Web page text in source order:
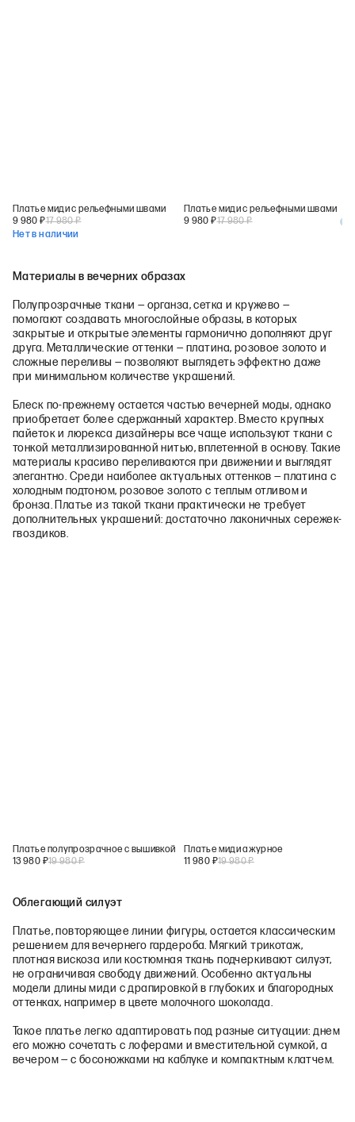
Платье миди с рельефными швами
9 980 ₽17 980₽
Нет в наличии
Платье миди с рельефными швами
9 980 ₽17 980₽
Материалы в вечерних образах
Полупрозрачные ткани — органза, сетка и кружево —
помогают создавать многослойные образы, в которых
закрытые и открытые элементы гармонично дополняют друг
друга. Металлические оттенки — платина, розовое золото и
сложные переливы — позволяют выглядеть эффектно даже
при минимальном количестве украшений.
Блеск по-прежнему остается частью вечерней моды, однако
приобретает более сдержанный характер. Вместо крупных
пайеток и люрекса дизайнеры все чаще используют ткани с
тонкой металлизированной нитью, вплетенной в основу. Такие
материалы красиво переливаются при движении и выглядят
элегантно. Среди наиболее актуальных оттенков — платина с
холодным подтоном, розовое золото с теплым отливом и
бронза. Платье из такой ткани практически не требует
дополнительных украшений: достаточно лаконичных сережек-
гвоздиков.
Платье полупрозрачное с вышивкой
13 980 ₽19 980₽
Платье миди ажурное
11 980 ₽19 980₽
Облегающий силуэт
Платье, повторяющее линии фигуры, остается классическим
решением для вечернего гардероба. Мягкий трикотаж,
плотная вискоза или костюмная ткань подчеркивают силуэт,
не ограничивая свободу движений. Особенно актуальны
модели длины миди с драпировкой в глубоких и благородных
оттенках, например в цвете молочного шоколада.
Такое платье легко адаптировать под разные ситуации: днем
его можно сочетать с лоферами и вместительной сумкой, а
вечером — с босоножками на каблуке и компактным клатчем.